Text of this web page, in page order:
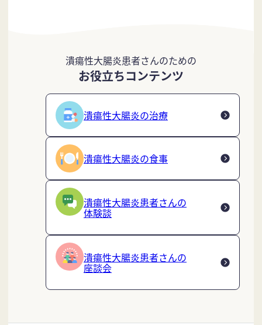
潰瘍性大腸炎患者さんのための
お役立ちコンテンツ
潰瘍性大腸炎の治療
潰瘍性大腸炎の食事
潰瘍性大腸炎患者さんの
体験談
潰瘍性大腸炎患者さんの
座談会